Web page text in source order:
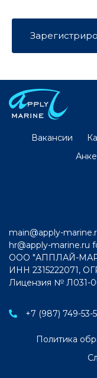
Вакансии
main@apply-
hr@apply-marine.ru
ООО "АППЛАЙ-
ИНН 2315222071,
Лицензия № Л031-
+7 (987) 749-53-
Политика